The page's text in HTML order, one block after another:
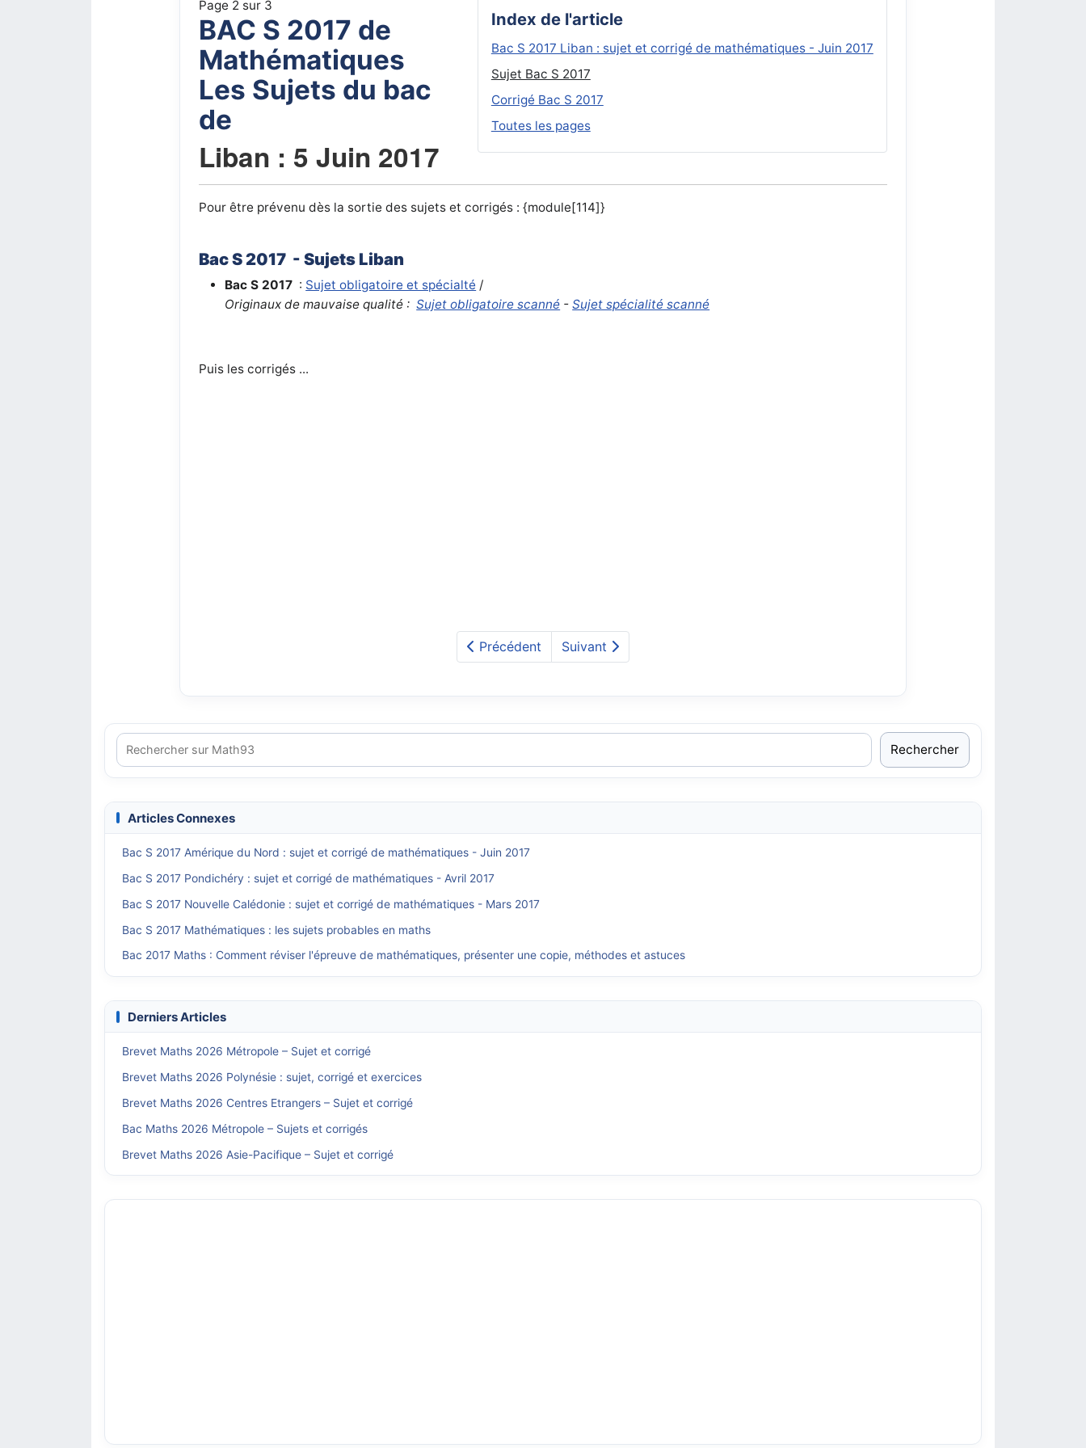
Index de l'article
Bac S 2017 Liban : sujet et corrigé de mathématiques - Juin 2017
Sujet Bac S 2017
Corrigé Bac S 2017
Toutes les pages
Page 2 sur 3
BAC S 2017 de
Mathématiques
Les Sujets du bac
de
Liban : 5 Juin 2017
Pour être prévenu dès la sortie des sujets et corrigés : {module[114]}
Bac S 2017 - Sujets Liban
Bac S 2017 : Sujet obligatoire et spécialté /
Originaux de mauvaise qualité :Sujet obligatoire scanné -Sujet spécialité scanné
Puis les corrigés ...
Précédent Suivant
Rechercher
Articles Connexes
Bac S 2017 Amérique du Nord : sujet et corrigé de mathématiques - Juin 2017
Bac S 2017 Pondichéry : sujet et corrigé de mathématiques - Avril 2017
Bac S 2017 Nouvelle Calédonie : sujet et corrigé de mathématiques - Mars 2017
Bac S 2017 Mathématiques : les sujets probables en maths
Bac 2017 Maths : Comment réviser l'épreuve de mathématiques, présenter une copie, méthodes et astuces
Derniers Articles
Brevet Maths 2026 Métropole – Sujet et corrigé
Brevet Maths 2026 Polynésie : sujet, corrigé et exercices
Brevet Maths 2026 Centres Etrangers – Sujet et corrigé
Bac Maths 2026 Métropole – Sujets et corrigés
Brevet Maths 2026 Asie-Pacifique – Sujet et corrigé